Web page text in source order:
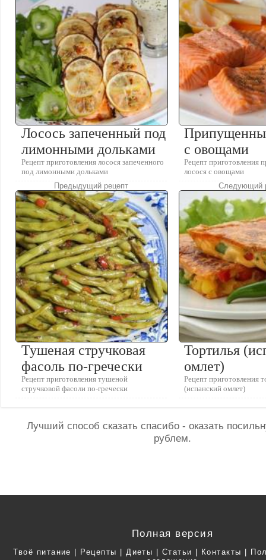
Лосось запеченный под
лимонными дольками
Рецепт приготовления лосося запеченного
под лимонными дольками
с овощами
Рецепт приготовления
лосося с овощами
Предыдущий рецепт
Тушеная стручковая
фасоль по-гречески
Рецепт приготовления тушеной
стручковой фасоли по-гречески
Следующий
Тортилья
омлет)
Рецепт приготовления
(испанский омлет)
Лучший способ сказать спасибо - оказать
рублем.
Полная версия
Твоё питание Рецепты Диеты Статьи Контакты